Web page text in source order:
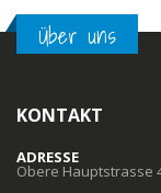
Über uns
KONTAKT
ADRESSE
Obere Hauptstrasse